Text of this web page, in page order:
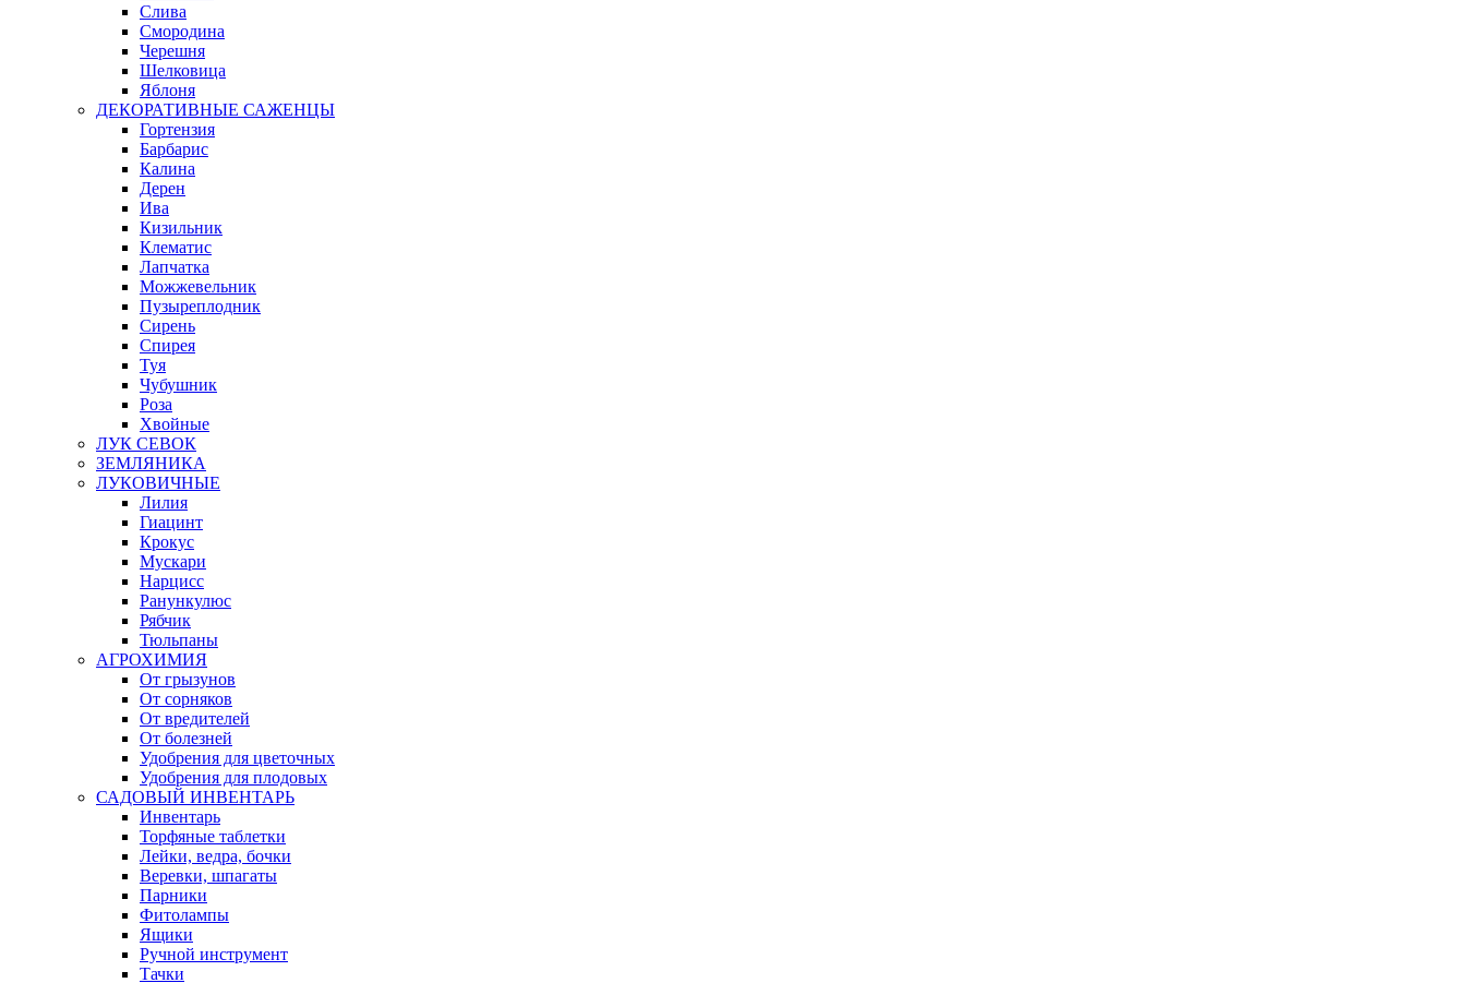
Слива
Смородина
Черешня
Шелковица
Яблоня
ДЕКОРАТИВНЫЕ САЖЕНЦЫ
Гортензия
Барбарис
Калина
Дерен
Ива
Кизильник
Клематис
Лапчатка
Можжевельник
Пузыреплодник
Сирень
Спирея
Туя
Чубушник
Роза
Хвойные
ЛУК СЕВОК
ЗЕМЛЯНИКА
ЛУКОВИЧНЫЕ
Лилия
Гиацинт
Крокус
Мускари
Нарцисс
Ранункулюс
Рябчик
Тюльпаны
АГРОХИМИЯ
От грызунов
От сорняков
От вредителей
От болезней
Удобрения для цветочных
Удобрения для плодовых
САДОВЫЙ ИНВЕНТАРЬ
Инвентарь
Торфяные таблетки
Лейки, ведра, бочки
Веревки, шпагаты
Парники
Фитолампы
Ящики
Ручной инструмент
Тачки